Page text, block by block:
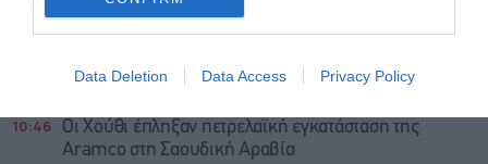
Data Deletion Data Access Privacy Policy
λίγο σύγκρουση στο αεροδρόμιο του Σίδνεϊ
10:46
Οι Χούθι έπληξαν πετρελαϊκή εγκατάσταση της
Aramco στη Σαουδική Αραβία